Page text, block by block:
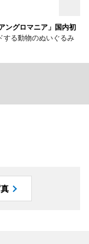
ングロマニア」国内初
する動物のぬいぐるみ